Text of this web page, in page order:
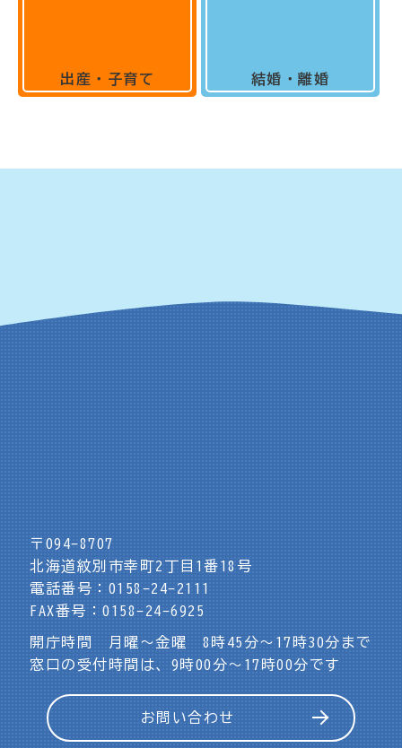
出産・子育て 結婚・離婚
〒094-8707
北海道紋別市幸町2丁目1番18号
電話番号：0158-24-2111
FAX番号：0158-24-6925
開庁時間 月曜～金曜 8時45分～17時30分まで
窓口の受付時間は、9時00分～17時00分です
お問い合わせ